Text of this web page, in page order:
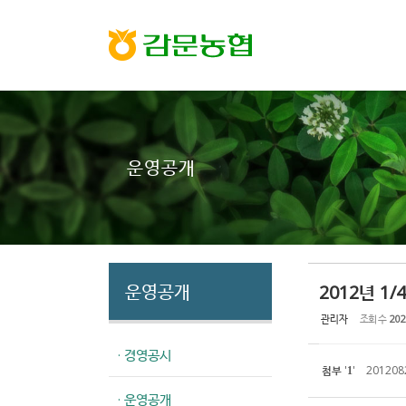
운영공개
운영공개
· 경영공시
· 운영공개
2012년 1/
관리자 조회 수 202
첨부 '1'